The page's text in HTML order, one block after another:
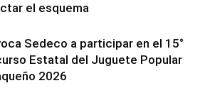
el esquema
Sedeco a participar en el 15°
Estatal del Juguete Popular
2026